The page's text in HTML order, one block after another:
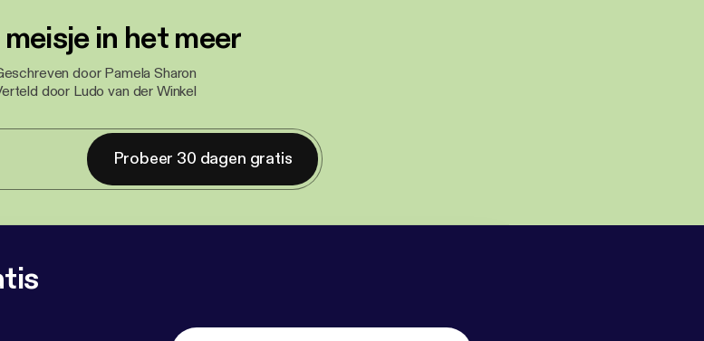
in het meer
door Pamela Sharon
door Ludo van der Winkel
Probeer 30 dagen gratis